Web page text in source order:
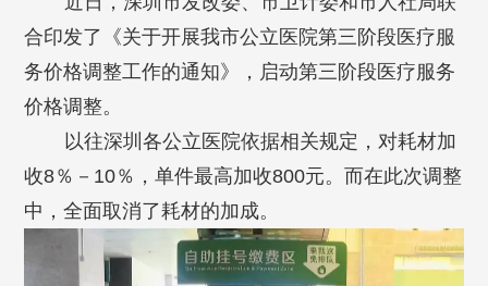
合印发了《关于开展我市公立医院第三阶段医疗服
务价格调整工作的通知》，启动第三阶段医疗服务
价格调整。
以往深圳各公立医院依据相关规定，对耗材加
收8％－10％，单件最高加收800元。而在此次调整
中，全面取消了耗材的加成。